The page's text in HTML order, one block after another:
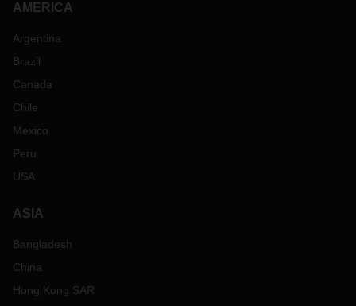
AMERICA
Argentina
Brazil
Canada
Chile
Mexico
Peru
USA
ASIA
Bangladesh
China
Hong Kong SAR